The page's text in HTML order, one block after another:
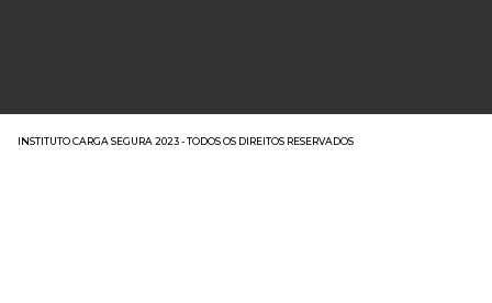
INSTITUTO CARGA SEGURA 2023 - TODOS OS DIREITOS RESERVADOS